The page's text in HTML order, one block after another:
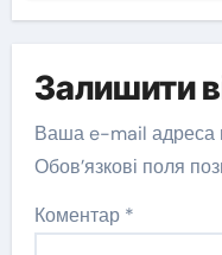
Залишити
Ваша e-mail адреса
Обов’язкові поля
Коментар *